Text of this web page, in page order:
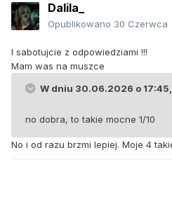
Dalila_
Opublikowano 30 Czerwca
I sabotujcie z odpowiedziami !!!
Mam was na muszce
W dniu 30.06.2026 o 17:45,
no dobra, to takie mocne 1/10
No i od razu brzmi lepiej. Moje 4